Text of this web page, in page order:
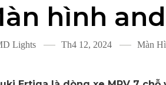
hình
Lights Th4 12, 2024 Màn